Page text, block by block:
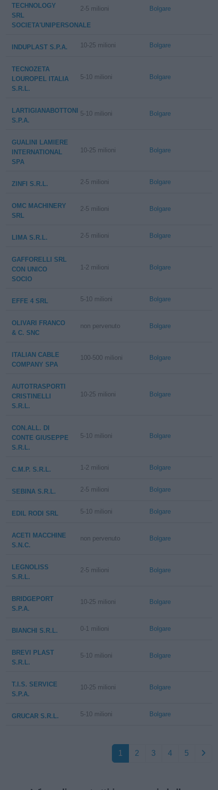
TECHNOLOGY
SRL
SOCIETA'UNIPERSONALE
2-5 milioni Bolgare
INDUPLAST S.P.A. 10-25 milioni Bolgare
TECNOZETA
LOUROPEL ITALIA
S.R.L.
5-10 milioni Bolgare
LARTIGIANABOTTONI
S.P.A.
5-10 milioni Bolgare
GUALINI LAMIERE
INTERNATIONAL
SPA
10-25 milioni Bolgare
ZINFI S.R.L. 2-5 milioni Bolgare
OMC MACHINERY
SRL
2-5 milioni Bolgare
LIMA S.R.L. 2-5 milioni Bolgare
GAFFORELLI SRL
CON UNICO
SOCIO
1-2 milioni Bolgare
EFFE 4 SRL 5-10 milioni Bolgare
OLIVARI FRANCO
& C. SNC
non pervenuto Bolgare
ITALIAN CABLE
COMPANY SPA
100-500 milioni Bolgare
AUTOTRASPORTI
CRISTINELLI
S.R.L.
10-25 milioni Bolgare
CON.ALL. DI
CONTE GIUSEPPE
S.R.L.
5-10 milioni Bolgare
C.M.P. S.R.L. 1-2 milioni Bolgare
SEBINA S.R.L. 2-5 milioni Bolgare
EDIL RODI SRL 5-10 milioni Bolgare
ACETI MACCHINE
S.N.C.
non pervenuto Bolgare
LEGNOLISS
S.R.L.
2-5 milioni Bolgare
BRIDGEPORT
S.P.A.
10-25 milioni Bolgare
BIANCHI S.R.L. 0-1 milioni Bolgare
BREVI PLAST
S.R.L.
5-10 milioni Bolgare
T.I.S. SERVICE
S.P.A.
10-25 milioni Bolgare
GRUCAR S.R.L. 5-10 milioni Bolgare
1 2 3 4 5